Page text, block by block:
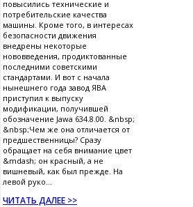
повысились технические и
потребительские качества
машины. Кроме того, в интересах
безопасности движения
внедрены некоторые
нововведения, продиктованные
последними советскими
стандартами. И вот с начала
нынешнего года завод ЯВА
приступил к выпуску
модификации, получившей
обозначение Jawa 634.8.00. &nbsp;
&nbsp;Чем же она отличается от
предшественницы? Сразу
обращает на себя внимание цвет
&mdash; он красный, а не
вишневый, как был прежде. На
левой руко...
ЧИТАТЬ ДАЛЕЕ >>